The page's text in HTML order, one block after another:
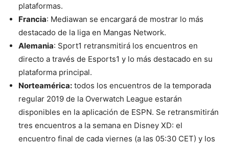
plataformas.
Francia: Mediawan se encargará de mostrar lo más
destacado de la liga en Mangas Network.
Alemania: Sport1 retransmitirá los encuentros en
directo a través de Esports1 y lo más destacado en su
plataforma principal.
Norteamérica: todos los encuentros de la temporada
regular 2019 de la Overwatch League estarán
disponibles en la aplicación de ESPN. Se retransmitirán
tres encuentros a la semana en Disney XD: el
encuentro final de cada viernes (a las 05:30 CET) y los